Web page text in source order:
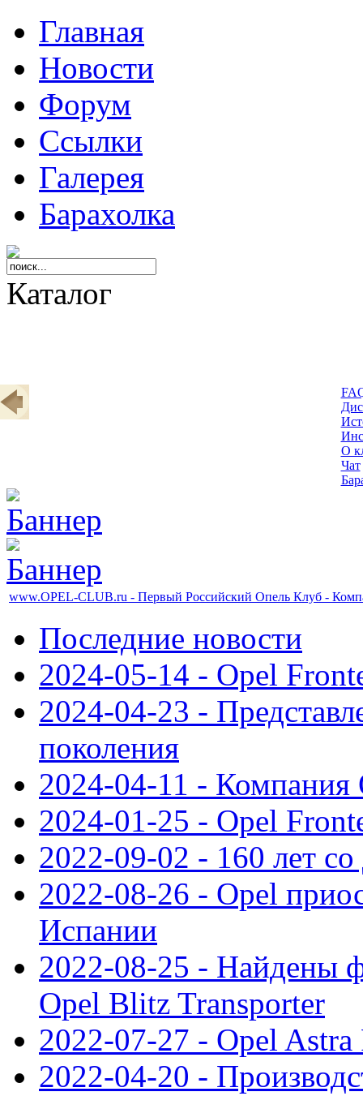
Главная
Новости
Форум
Ссылки
Галерея
Барахолка
Каталог
О
Чат
www.OPEL-CLUB.ru - Первый Российский Опель Клуб -
Последние новости
2024-05-14 - Opel
2024-04-23 -
поколения
2024-04-11 - Компания
2024-01-25 - Opel
2022-09-02 - 160 лет
2022-08-26 - Opel
Испании
2022-08-25 - Найдены
Opel Blitz Transporter
2022-07-27 - Opel
2022-04-20 -